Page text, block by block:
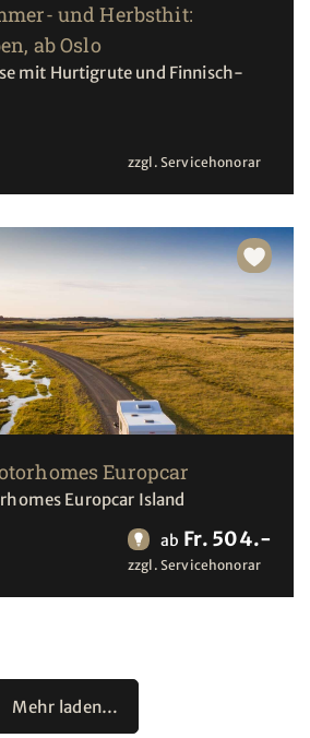
und Herbsthit:
ab Oslo
mit Hurtigrute und Finnisch-
zzgl. Servicehonorar
Europcar
Europcar Island
ab Fr. 504.-
zzgl. Servicehonorar
Mehr laden…